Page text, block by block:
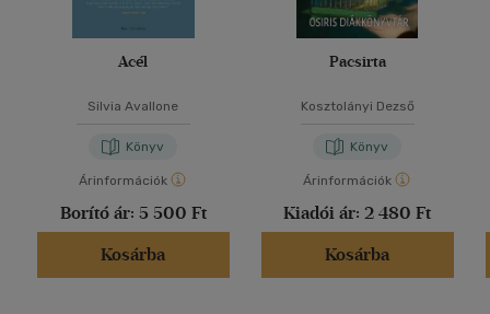
Acél
Silvia Avallone
Könyv
Árinformációk
Borító ár: 5 500 Ft
Kosárba
Pacsirta
Kosztolányi Dezső
Könyv
Árinformációk
Kiadói ár: 2 480 Ft
Kosárba